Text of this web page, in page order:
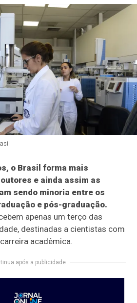
o Brasil forma mais
e ainda assim as
sendo minoria entre os
e pós-graduação.
apenas um terço das
destinadas a cientistas com
acadêmica.
após a publicidade